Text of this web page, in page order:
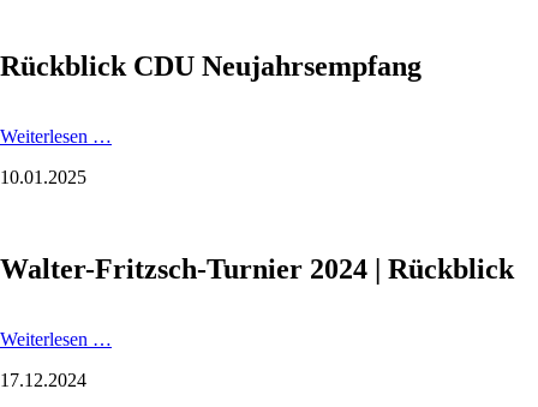
Rückblick CDU Neujahrsempfang
Weiterlesen …
10.01.2025
Walter-Fritzsch-Turnier 2024 | Rückblick
Weiterlesen …
17.12.2024